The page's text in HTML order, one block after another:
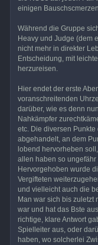
einigen
Während die Gruppe
Heavy und Judge (dem
nicht mehr in direkter
Entscheidung, mit
herzureisen.
Hier endet der erste
voranschreitenden
darüber, wie es denn
Nahkämpfer
etc. Die diversen
abgehandelt, an dem
lobend hervorheben
allen haben so
Hervorgehoben wurde
Vergifteten
und vielleicht auch die
Man war sich bis zuletzt
war und hat das Bste
richtige, klare Antwort
Spielleiter aus, oder
haben, wo solcherlei